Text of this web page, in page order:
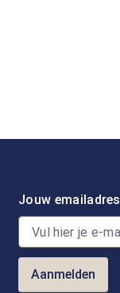
Jouw emailadres
Aanmelden